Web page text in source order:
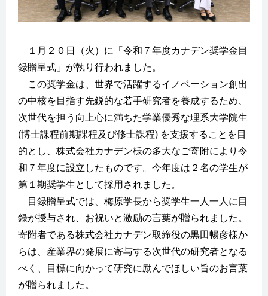
１月２０日（火）に「令和７年度カナデン奨学金目
録贈呈式」が執り行われました。
この奨学金は、世界で活躍するイノベーション創出
の中核を目指す先鋭的な若手研究者を養成するため、
次世代を担う向上心に満ちた学業優秀な理系大学院生
(博士課程前期課程及び修士課程) を支援することを目
的とし、株式会社カナデン様の多大なご寄附により令
和７年度に設立したものです。今年度は２名の学生が
第１期奨学生として採用されました。
目録贈呈式では、梅原学長から奨学生一人一人に目
録が授与され、お祝いと激励の言葉が贈られました。
寄附者である株式会社カナデン取締役の黒田暢彦様か
らは、産業界の発展に寄与する次世代の研究者となる
べく、目標に向かって研究に励んでほしい旨のお言葉
が贈られました。